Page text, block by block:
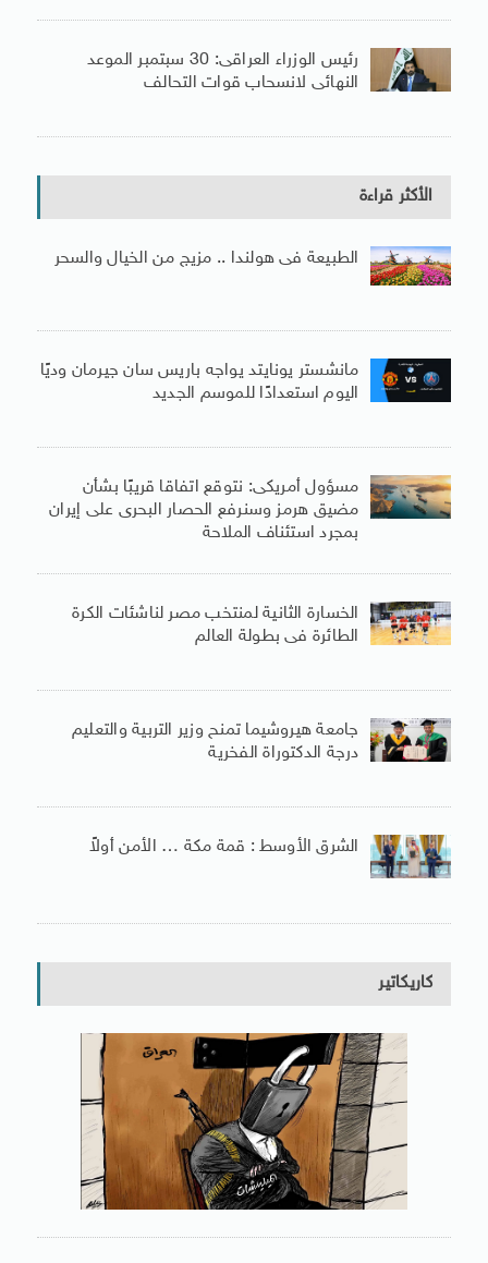
رئيس الوزراء العراقى: 30 سبتمبر الموعد
النهائى لانسحاب قوات التحالف
الأكثر قراءة
الطبيعة فى هولندا .. مزيج من الخيال والسحر
مانشستر يونايتد يواجه باريس سان جيرمان وديًا
اليوم استعدادًا للموسم الجديد
مسؤول أمريكى: نتوقع اتفاقا قريبًا بشأن
مضيق هرمز وسنرفع الحصار البحرى على إيران
بمجرد استئناف الملاحة
الخسارة الثانية لمنتخب مصر لناشئات الكرة
الطائرة فى بطولة العالم
جامعة هيروشيما تمنح وزير التربية والتعليم
درجة الدكتوراة الفخرية
الشرق الأوسط : قمة مكة … الأمن أولاً
كاريكاتير